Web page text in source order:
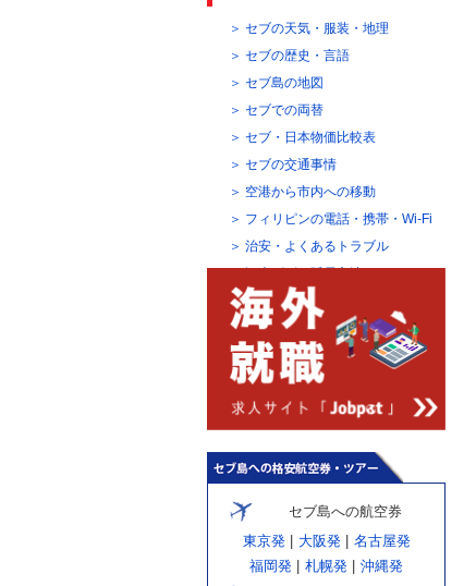
セブの天気・服装・地理
セブの歴史・言語
セブ島の地図
セブでの両替
セブ・日本物価比較表
セブの交通事情
空港から市内への移動
フィリピンの電話・携帯・Wi-Fi
治安・よくあるトラブル
観光ビザの延長方法
セブ島への航空券
東京発| 大阪発| 名古屋発
福岡発
札幌発
沖縄発